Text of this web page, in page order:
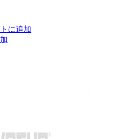
に追加